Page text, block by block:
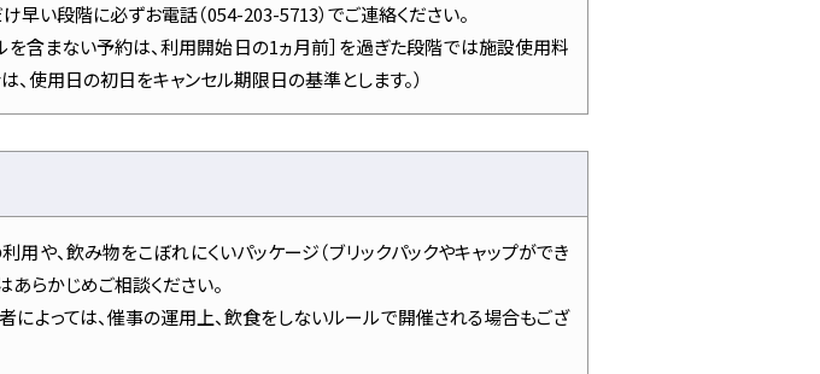
早い段階に必ずお電話（054-203-5713）でご連絡ください。
を含まない予約は、利用開始日の1ヵ月前］を過ぎた段階では施設使用料
使用日の初日をキャンセル期限日の基準とします。）
や、飲み物をこぼれにくいパッケージ（ブリックパックやキャップができ
らかじめご相談ください。
よっては、催事の運用上、飲食をしないルールで開催される場合もござ